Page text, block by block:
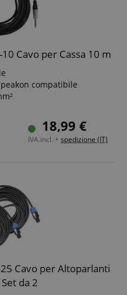
Cavo per Cassa 10 m
compatibile
18,99 €
IVA.incl. + spedizione (IT)
Cavo per Altoparlanti
da 2